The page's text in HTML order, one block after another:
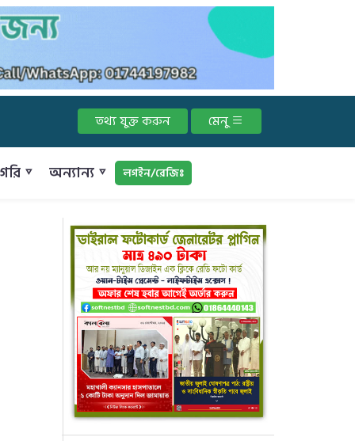
তথ্য যুক্ত করুন মেনু
▿ অন্যান্য ▿ লগইন/রেজিঃ